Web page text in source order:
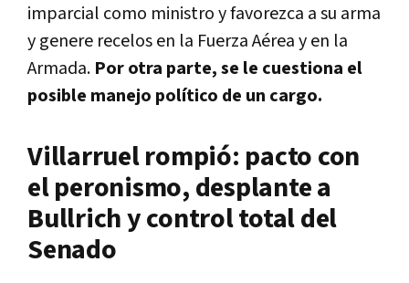
imparcial como ministro y favorezca a su arma
y genere recelos en la Fuerza Aérea y en la
Armada. Por otra parte, se le cuestiona el
posible manejo político de un cargo.
Villarruel rompió: pacto con
el peronismo, desplante a
Bullrich y control total del
Senado